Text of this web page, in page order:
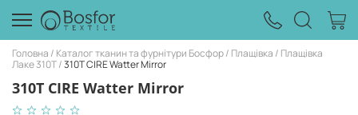
Головна Каталог тканин та фурнітури Босфор Плащівка
Плащівка
Лаке 310Т 310T CIRE Watter Mirror
310T CIRE Watter Mirror